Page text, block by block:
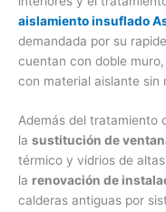
aislamiento insuflado
demandada por su
cuentan con doble
con material aislante sin
Además del tratamiento
la sustitución de
térmico y vidrios de
la renovación de
calderas antiguas por